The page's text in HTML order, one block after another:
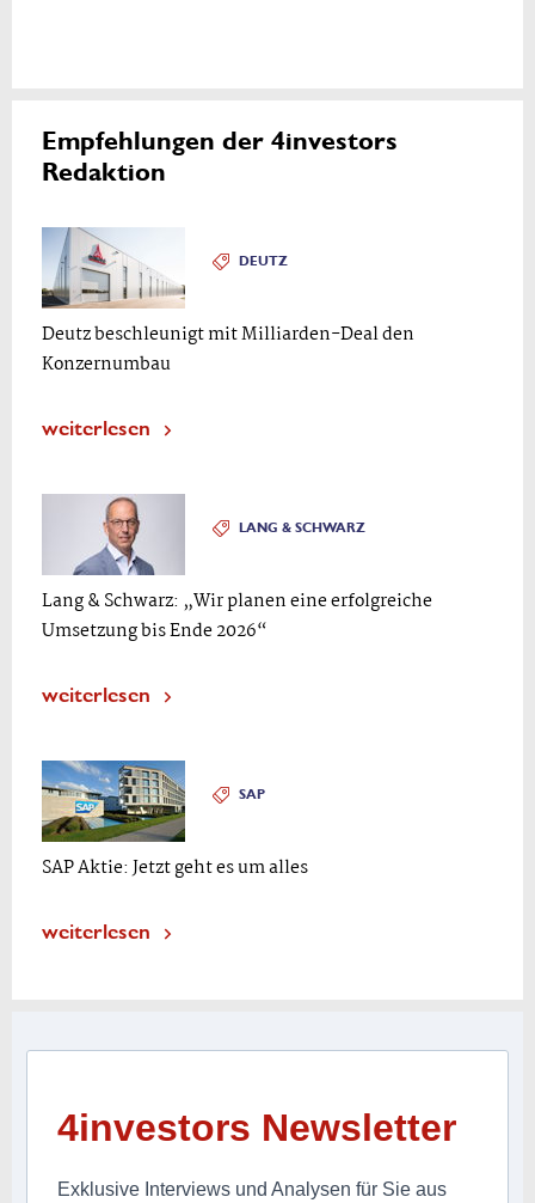
Empfehlungen der 4investors
Redaktion
DEUTZ
Deutz beschleunigt mit Milliarden-Deal den
Konzernumbau
weiterlesen
LANG & SCHWARZ
Lang & Schwarz: „Wir planen eine erfolgreiche
Umsetzung bis Ende 2026“
weiterlesen
SAP
SAP Aktie: Jetzt geht es um alles
weiterlesen
4investors Newsletter
Exklusive Interviews und Analysen für Sie aus